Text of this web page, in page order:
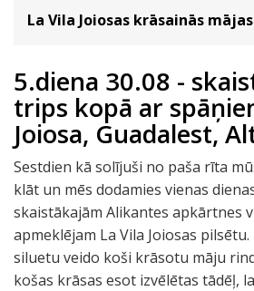
La Vila Joiosas krāsainās
5.diena 30.08 -
trips kopā ar
Joiosa, Guadalest,
Sestdien kā solījuši no paša rīta
klāt un mēs dodamies vienas
skaistākajām Alikantes apkārtnes
apmeklējam La Vila Joiosas
siluetu veido koši krāsotu māju
košas krāsas esot izvēlētas tādēļ,